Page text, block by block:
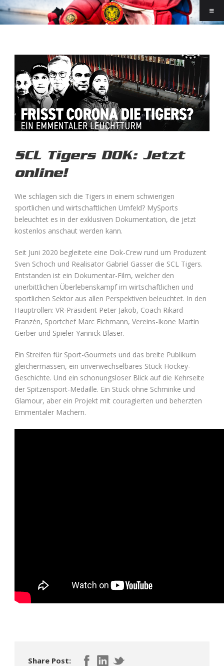
SCL Tigers DOK: Jetzt
online!
Wie schlagen sich die Tigers in einem schwierigen
sportlichen und wirtschaftlichen Umfeld? MySports
beleuchtet es in der exklusiven Dokumentation, die jetzt
kostenlos anschaut werden kann.
Seit Juni 2020 begleitete eine Dok-Crew rund um Produzent
Sven Schoch und Realisator Gabriel Gasser die SCL Tigers.
Entstanden ist ein Dokumentar-Film, welcher den
unerbittlichen Überlebenskampf im wirtschaftlichen und
sportlichen Sektor aus allen Perspektiven beleuchtet. In den
Hauptrollen: VR-Präsident Peter Jakob, Coach Rikard
Franzén, Sportchef Marc Eichmann, Vereins-Ikone Martin
Gerber und Spieler Yannick Blaser.
Ein Streifen für Sport-Gourmets und das breite Publikum
gleichermassen, ein unverwechselbares Stück Hockey-
Geschichte. Und ein schonungsloser Blick auf die Kehrseite
der Spitzensport-Medaille. Ein Stück ohne Schminke und
Glamour, aber ein Projekt mit couragierten und beherzten
Emmentaler Machern.
Share Post: